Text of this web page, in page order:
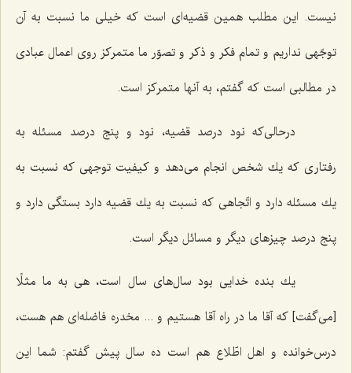
نیست. این مطلب همین قضیه‌ای است كه خیلی ما نسبت به آن
توجّهی نداریم و تمام فكر و ذكر و تصوّر ما متمركز روی اعمال عبادی
در مطالبی است كه گفتم، به آنها متمركز است.
درحالی‌كه نود درصد قضیه، نود و پنج درصد مسئله به
رفتاری كه یك شخص انجام می‌دهد و كیفیت توجهی كه نسبت به
یك مسئله دارد و اتّجاهی كه نسبت به یك قضیه دارد بستگی دارد و
پنج درصد چیزهای دیگر و مسائل دیگر است.
یك بنده خدایی بود سال‌های سال است، هی به ما مثلًا
[می‌گفت‌] كه آقا ما در راه آقا هستیم و ... مخدره فاضله‌ای هم هست،
درس‌خوانده و اهل اطّلاع هم است ده سال پیش گفتم: شما این